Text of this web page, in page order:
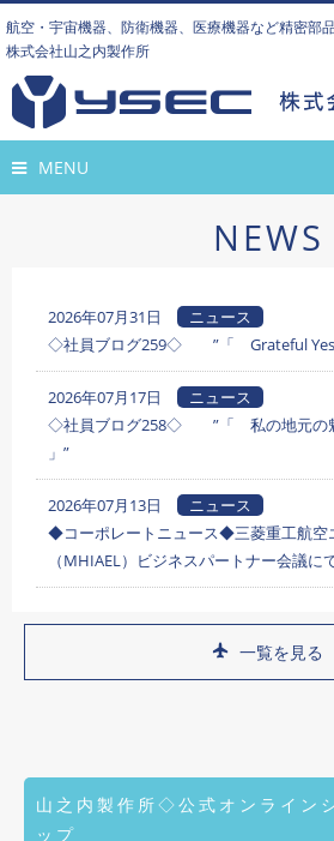
航空・宇宙機器、防衛機器、医療機器など精密部
株式会社山之内製作所
MENU
NEWS
2026年07月31日
ニュース
◇社員ブログ259◇ ”「 Grateful
2026年07月17日
ニュース
◇社員ブログ258◇ ”「 私の地元の魅
」”
2026年07月13日
ニュース
◆コーポレートニュース◆三菱重工航空
（MHIAEL）ビジネスパートナー会議に
一覧を見る
山之内製作所◇公式オンライン
ップ